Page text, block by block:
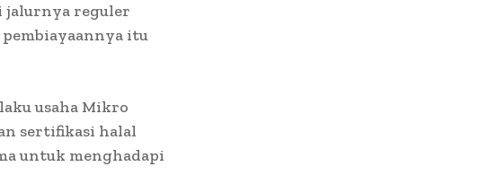
jalurnya reguler
itu
usaha Mikro
sertifikasi halal
untuk menghadapi